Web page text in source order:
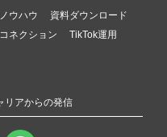
ウハウ
資料ダウンロード
ネクション
TikTok運用
リアからの発信